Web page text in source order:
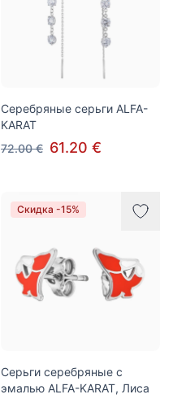
Серебряные серьги ALFA-
KARAT
72.00 € 61.20 €
Скидка -15%
Серьги серебряные с
эмалью ALFA-KARAT, Лиса